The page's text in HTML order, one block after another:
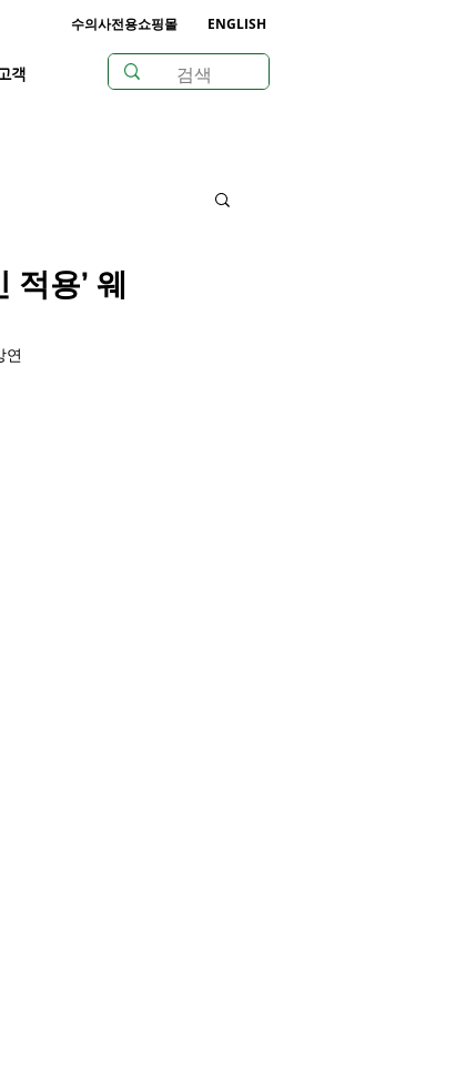
객
ENGLISH
수의사전용쇼핑몰
적용’ 웨
연